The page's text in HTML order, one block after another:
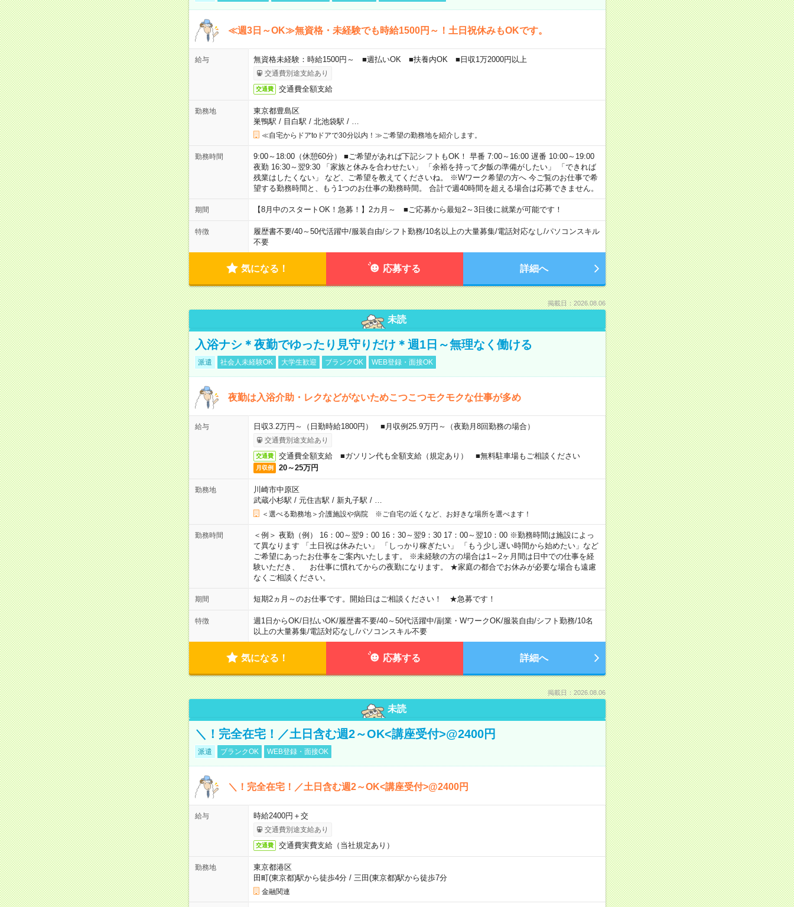
≪週3日～OK≫無資格・未経験でも時給1500円～！土日祝休みもOKです。
給与 無資格未経験：時給1500円～ ■週払いOK ■扶養内OK ■日収1万2000円以上
交通費別途支給あり
交通費 交通費全額支給
勤務地
東京都豊島区
巣鴨駅 / 目白駅 / 北池袋駅 /
≪自宅からドアtoドアで30分以内！≫ご希望の勤務地を紹介します。
勤務時間
9:00～18:00（休憩60分） ■ご希望があれば下記シフトもOK！ 早番 7:00～16:00 遅番 10:00～19:00
夜勤 16:30～翌9:30 「家族と休みを合わせたい」 「余裕を持って夕飯の準備がしたい」 「できれば
残業はしたくない」 など、ご希望を教えてくださいね。 ※Wワーク希望の方へ 今ご覧のお仕事で希
望する勤務時間と、もう1つのお仕事の勤務時間。 合計で週40時間を超える場合は応募できません。
期間 【8月中のスタートOK！急募！】2カ月～ ■ご応募から最短2～3日後に就業が可能です！
特徴 履歴書不要/40～50代活躍中/服装自由/シフト勤務/10名以上の大量募集/電話対応なし/パソコンスキル
不要
気になる！ 応募する 詳細へ
掲載日：2026.08.06
未読
入浴ナシ＊夜勤でゆったり見守りだけ＊週1日～無理なく働ける
派遣 社会人未経験OK 大学生歓迎 ブランクOK WEB登録・面接OK
夜勤は入浴介助・レクなどがないためこつこつモクモクな仕事が多め
給与 日収3.2万円～（日勤時給1800円） ■月収例25.9万円～（夜勤月8回勤務の場合）
交通費別途支給あり
交通費 交通費全額支給 ■ガソリン代も全額支給（規定あり） ■無料駐車場もご相談ください
月収例 20～25万円
勤務地
川崎市中原区
武蔵小杉駅 / 元住吉駅 / 新丸子駅 /
＜選べる勤務地＞介護施設や病院 ※ご自宅の近くなど、お好きな場所を選べます！
勤務時間
＜例＞ 夜勤（例） 16：00～翌9：00 16：30～翌9：30 17：00～翌10：00 ※勤務時間は施設によっ
て異なります 「土日祝は休みたい」 「しっかり稼ぎたい」 「もう少し遅い時間から始めたい」など
ご希望にあったお仕事をご案内いたします。 ※未経験の方の場合は1～2ヶ月間は日中での仕事を経
験いただき、 お仕事に慣れてからの夜勤になります。 ★家庭の都合でお休みが必要な場合も遠慮
なくご相談ください。
期間 短期2ヵ月～のお仕事です。開始日はご相談ください！ ★急募です！
特徴 週1日からOK/日払いOK/履歴書不要/40～50代活躍中/副業・WワークOK/服装自由/シフト勤務/10名
以上の大量募集/電話対応なし/パソコンスキル不要
気になる！ 応募する 詳細へ
掲載日：2026.08.06
未読
＼！完全在宅！／土日含む週2～OK<講座受付>@2400円
派遣 ブランクOK WEB登録・面接OK
＼！完全在宅！／土日含む週2～OK<講座受付>@2400円
給与 時給2400円＋交
交通費別途支給あり
交通費 交通費実費支給（当社規定あり）
勤務地
東京都港区
田町(東京都)駅から徒歩4分/ 三田(東京都)駅から徒歩7分
金融関連